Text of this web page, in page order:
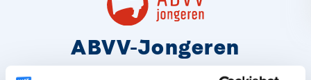
ABVV-Jongeren